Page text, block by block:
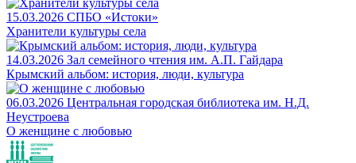
15.03.2026 СПБО «Истоки»
Хранители культуры села
14.03.2026 Зал семейного чтения им. А.П. Гайдара
Крымский альбом: история, люди, культура
06.03.2026 Центральная городская библиотека им. Н.Д.
Неустроева
О женщине с любовью